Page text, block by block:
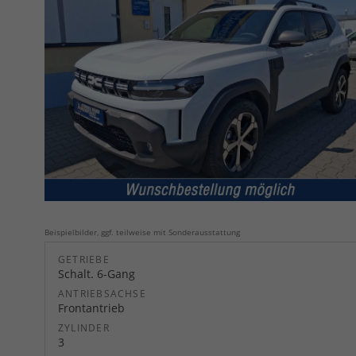
Beispielbilder, ggf. teilweise mit Sonderausstattung
GETRIEBE
Schalt. 6-Gang
ANTRIEBSACHSE
Frontantrieb
ZYLINDER
3